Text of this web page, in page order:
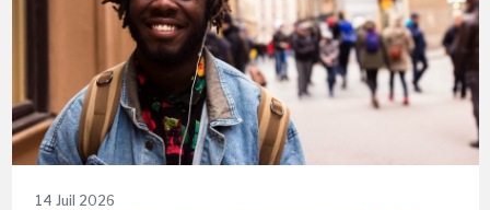
14 Juil 2026